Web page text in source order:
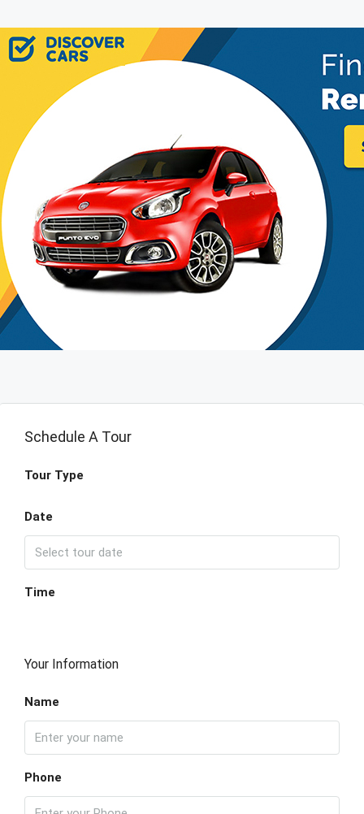
Schedule A Tour
Tour Type
Date
Time
Your Information
Name
Phone